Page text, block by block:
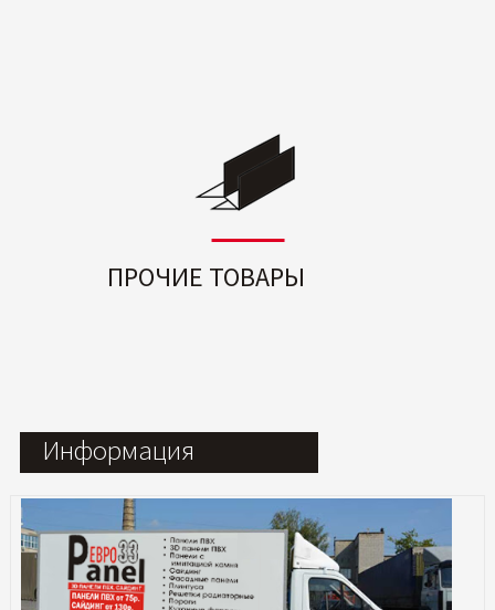
ПРОЧИЕ ТОВАРЫ
Информация